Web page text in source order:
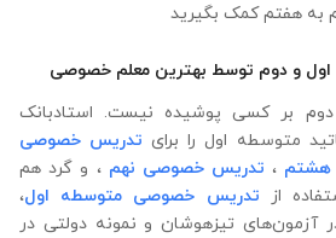
هفتم کمک بگیرید
و دوم توسط بهترین معلم خصوصی
بر کسی پوشیده نیست. استادبانک
متوسطه اول را برای تدریس خصوصی
، تدریس خصوصی نهم، و گرد هم
از تدریس خصوصی متوسطه اول،
آزمون‌های تیزهوشان و نمونه دولتی در